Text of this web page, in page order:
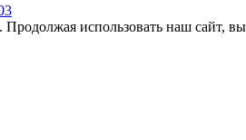
использовать наш сайт,